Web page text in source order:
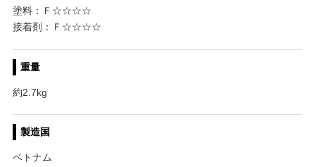
塗料：Ｆ☆☆☆☆
接着剤：Ｆ☆☆☆☆
重量
約2.7kg
製造国
ベトナム